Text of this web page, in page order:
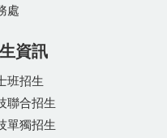
處
資訊
班招生
聯合招生
單獨招生